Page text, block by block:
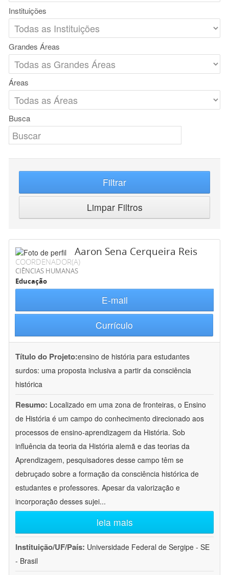
Instituições
Grandes Áreas
Áreas
Busca
Filtrar
Limpar Filtros
Aaron Sena Cerqueira Reis
COORDENADOR(A)
CIÊNCIAS HUMANAS
Educação
E-mail
Currículo
Título do Projeto:ensino de história para estudantes
surdos: uma proposta inclusiva a partir da consciência
histórica
Resumo: Localizado em uma zona de fronteiras, o Ensino
de História é um campo do conhecimento direcionado aos
processos de ensino-aprendizagem da História. Sob
influência da teoria da História alemã e das teorias da
Aprendizagem, pesquisadores desse campo têm se
debruçado sobre a formação da consciência histórica de
estudantes e professores. Apesar da valorização e
incorporação desses sujei...
leia mais
Instituição/UF/País: Universidade Federal de Sergipe - SE
- Brasil